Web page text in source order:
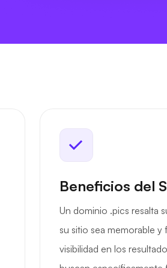
Beneficios del
Un dominio .pics resalta
su sitio sea memorable
visibilidad en los